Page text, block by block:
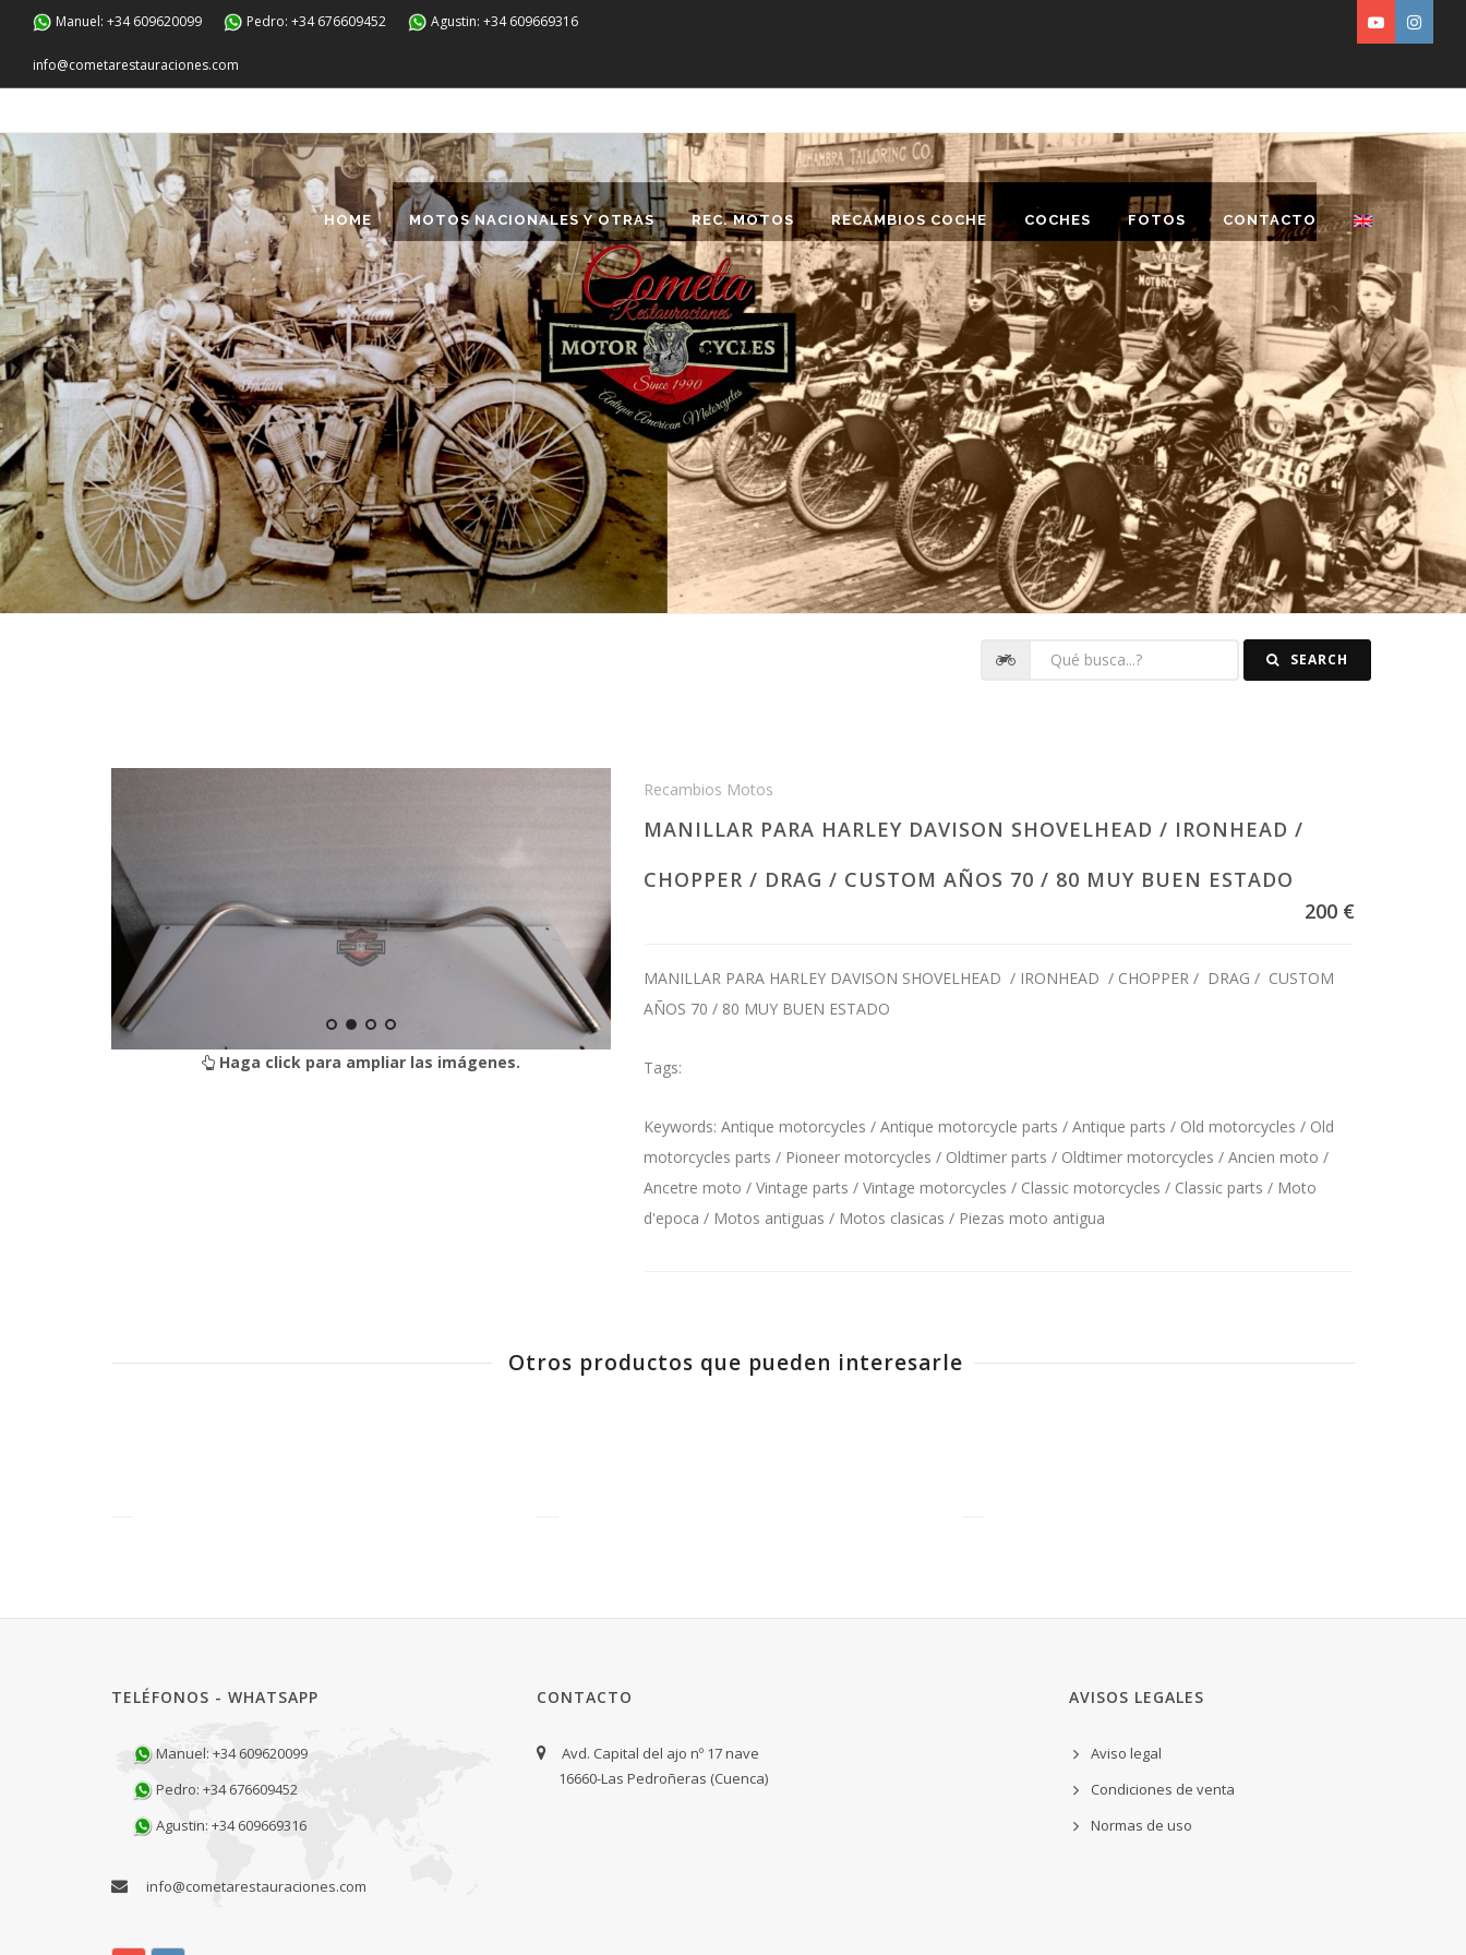
Manuel: +34 609620099 Pedro: +34 676609452 Agustin: +34 609669316
info@cometarestauraciones.com
HOME MOTOS NACIONALES Y OTRAS REC. MOTOS RECAMBIOS COCHE COCHES FOTOS CONTACTO
SEARCH
Haga click para ampliar las imágenes.
Recambios Motos
MANILLAR PARA HARLEY DAVISON SHOVELHEAD / IRONHEAD /
CHOPPER / DRAG / CUSTOM AÑOS 70 / 80 MUY BUEN ESTADO
200 €
MANILLAR PARA HARLEY DAVISON SHOVELHEAD / IRONHEAD / CHOPPER / DRAG / CUSTOM
AÑOS 70 / 80 MUY BUEN ESTADO
Tags:
Keywords: Antique motorcycles / Antique motorcycle parts / Antique parts / Old motorcycles / Old
motorcycles parts / Pioneer motorcycles / Oldtimer parts / Oldtimer motorcycles / Ancien moto /
Ancetre moto / Vintage parts / Vintage motorcycles / Classic motorcycles / Classic parts / Moto
d'epoca / Motos antiguas / Motos clasicas / Piezas moto antigua
Otros productos que pueden interesarle
TELÉFONOS - WHATSAPP
Manuel: +34 609620099
Pedro: +34 676609452
Agustin: +34 609669316
info@cometarestauraciones.com
CONTACTO
Avd. Capital del ajo nº 17 nave
16660-Las Pedroñeras (Cuenca)
AVISOS LEGALES
Aviso legal
Condiciones de venta
Normas de uso